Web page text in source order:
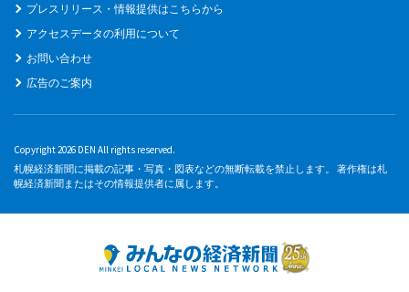
プレスリリース・情報提供はこちらから
アクセスデータの利用について
お問い合わせ
広告のご案内
Copyright 2026 DEN All rights reserved.
札幌経済新聞に掲載の記事・写真・図表などの無断転載を禁止します。 著作権は札
幌経済新聞またはその情報提供者に属します。